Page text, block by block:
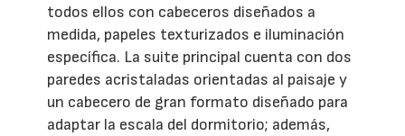
todos ellos con cabeceros diseñados a
medida, papeles texturizados e iluminación
específica. La suite principal cuenta con dos
paredes acristaladas orientadas al paisaje y
un cabecero de gran formato diseñado para
adaptar la escala del dormitorio; además,